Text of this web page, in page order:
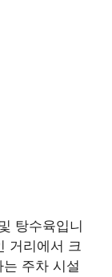
탕수육입니
거리에서 크
주차 시설